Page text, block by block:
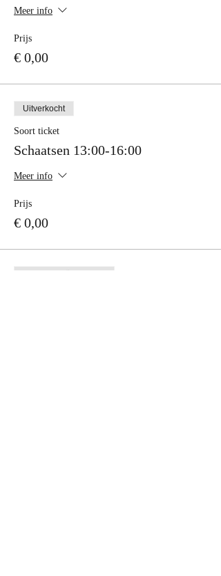
Meer info
Prijs
€ 0,00
Uitverkocht
Soort ticket
Schaatsen 13:00-16:00
Meer info
Prijs
€ 0,00